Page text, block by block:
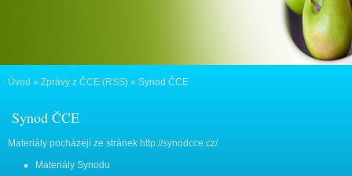
Úvod » Zprávy z ČCE (RSS) » Synod ČCE
Synod ČCE
Materiály pocházejí ze stránek http://synodcce.cz/.
Materiály Synodu